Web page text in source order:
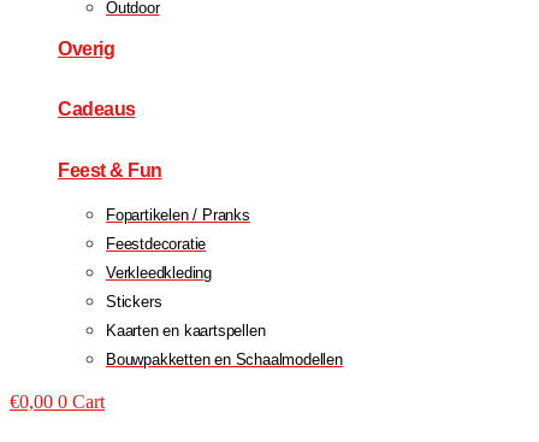
Outdoor
Overig
Cadeaus
Feest & Fun
Fopartikelen / Pranks
Feestdecoratie
Verkleedkleding
Stickers
Kaarten en kaartspellen
Bouwpakketten en Schaalmodellen
€0,00 0 Cart